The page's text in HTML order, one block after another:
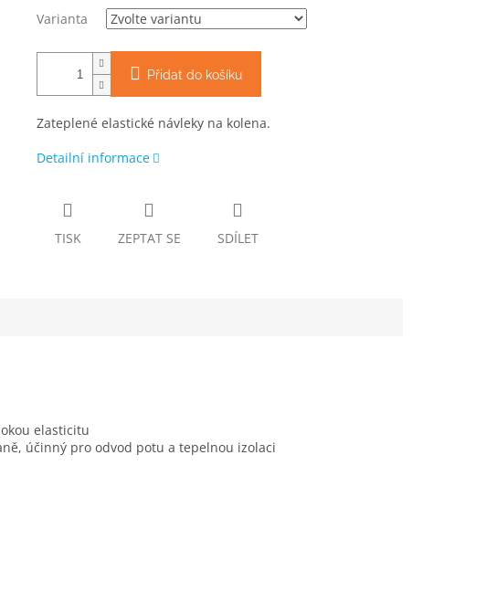
Varianta
Přidat do košíku
Zateplené elastické návleky na kolena.
Detailní informace
TISK ZEPTAT SE SDÍLET
elasticitu
účinný pro odvod potu a tepelnou izolaci